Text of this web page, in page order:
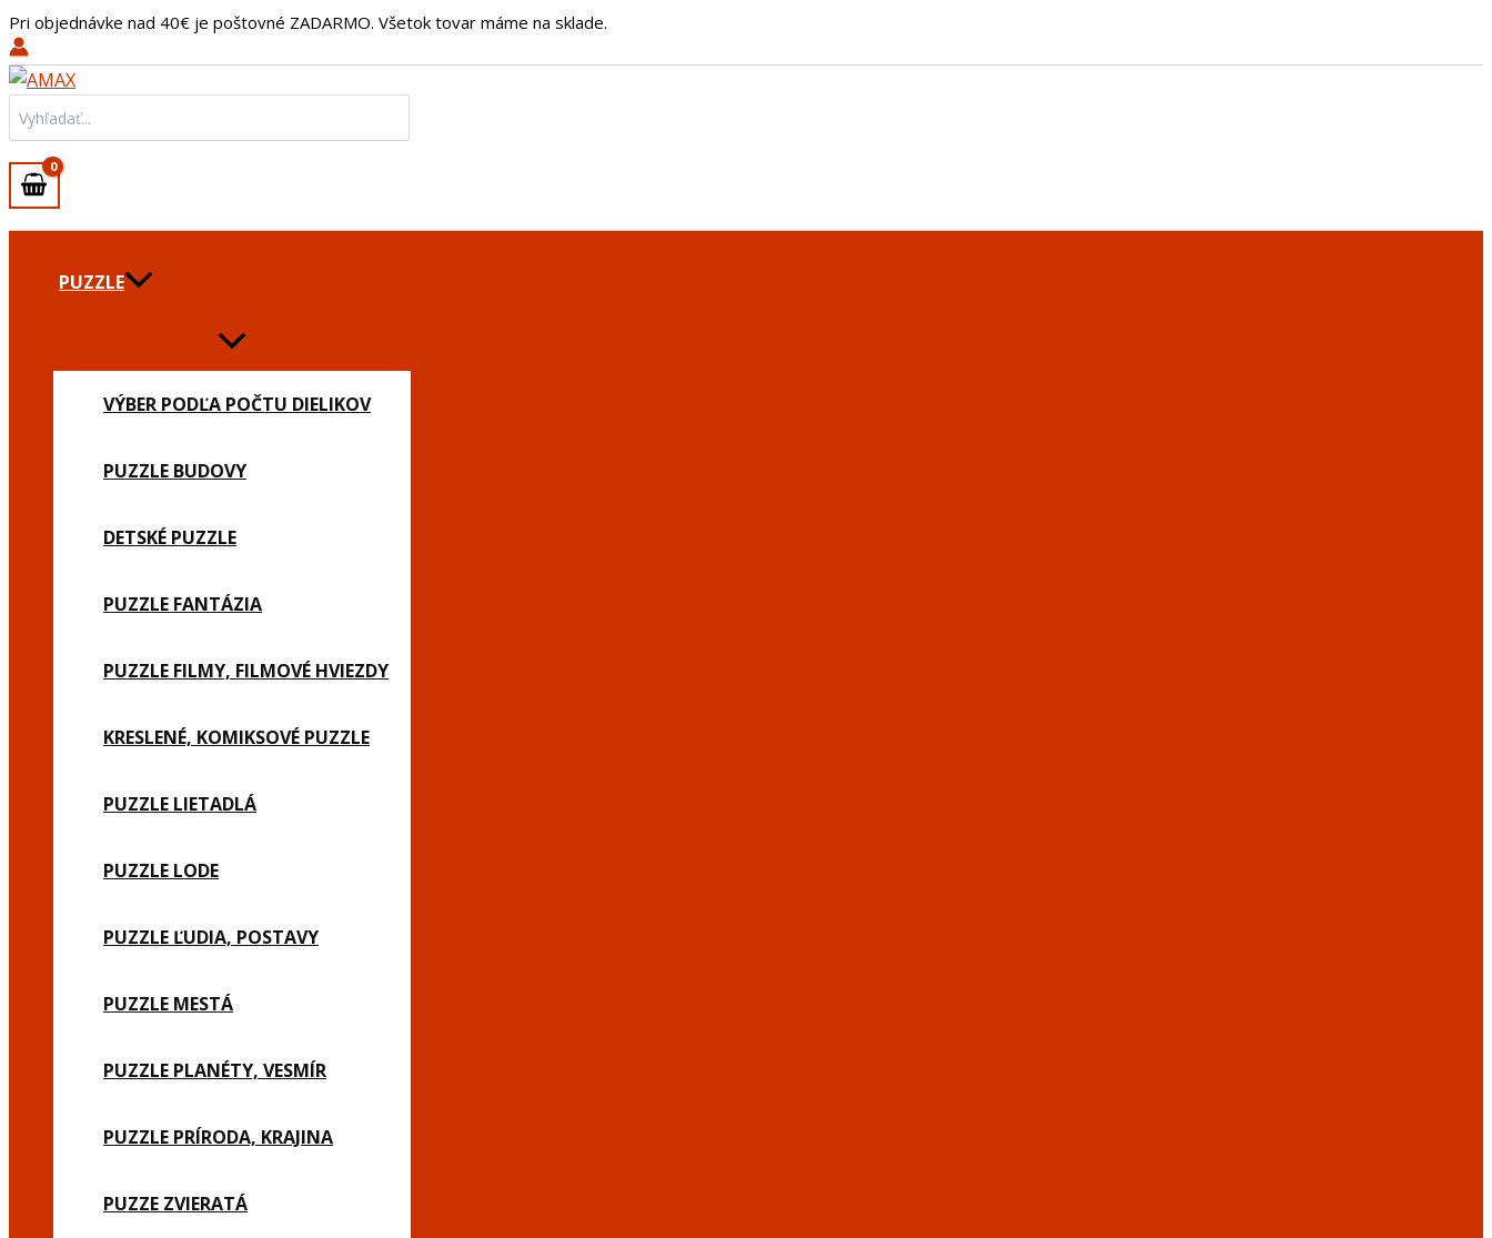
Preskočiť
na
obsah
Pri objednávke nad 40€ je poštovné ZADARMO. Všetok tovar máme na sklade.
for:
PUZZLE
VÝBER PODĽA POČTU DIELIKOV
PUZZLE BUDOVY
DETSKÉ PUZZLE
PUZZLE FANTÁZIA
PUZZLE FILMY, FILMOVÉ HVIEZDY
KRESLENÉ, KOMIKSOVÉ PUZZLE
PUZZLE LIETADLÁ
PUZZLE LODE
PUZZLE ĽUDIA, POSTAVY
PUZZLE MESTÁ
PUZZLE PLANÉTY, VESMÍR
PUZZLE PRÍRODA, KRAJINA
PUZZE ZVIERATÁ
Peňaženka
na
mince
Jednorožec